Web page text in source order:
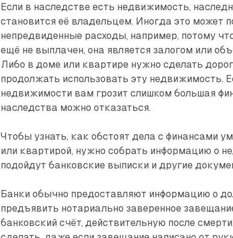
Если в наследстве есть недвижимость,
становится её владельцем. Иногда это может
непредвиденные расходы, например, потому
ещё не выплачен, она является залогом или
Либо в доме или квартире нужно сделать
продолжать использовать эту недвижимость.
недвижимости вам грозит слишком большая
наследства можно отказаться.
Чтобы узнать, как обстоят дела с финансами
или квартирой, нужно собрать информацию о
подойдут банковские выписки и другие
Банки обычно предоставляют информацию о
предъявить нотариально заверенное
банковский счёт, действительную после